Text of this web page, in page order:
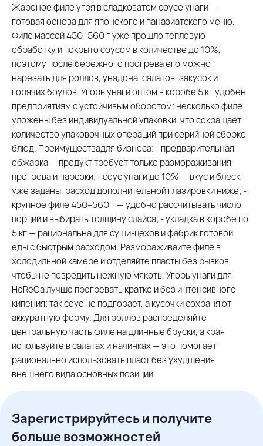
Жареное филе угря в сладковатом соусе унаги —
готовая основа для японского и паназиатского меню.
Филе массой 450–560 г уже прошло тепловую
обработку и покрыто соусом в количестве до 10%,
поэтому после бережного прогрева его можно
нарезать для роллов, унадона, салатов, закусок и
горячих боулов. Угорь унаги оптом в коробе 5 кг удобен
предприятиям с устойчивым оборотом: несколько филе
уложены без индивидуальной упаковки, что сокращает
количество упаковочных операций при серийной сборке
блюд. Преимуществадля бизнеса: - предварительная
обжарка — продукт требует только размораживания,
прогрева и нарезки; - соус унаги до 10% — вкус и блеск
уже заданы, расход дополнительной глазировки ниже; -
крупное филе 450–560 г — удобно рассчитывать число
порций и выбирать толщину слайса; - укладка в коробе по
5 кг — рациональна для суши-цехов и фабрик готовой
еды с быстрым расходом. Размораживайте филе в
холодильной камере и отделяйте пласты без рывков,
чтобы не повредить нежную мякоть. Угорь унаги для
HoReCa лучше прогревать кратко и без интенсивного
кипения: так соус не подгорает, а кусочки сохраняют
аккуратную форму. Для роллов распределяйте
центральную часть филе на длинные бруски, а края
используйте в салатах и начинках — это помогает
рационально использовать пласт без ухудшения
внешнего вида основных позиций.
Зарегистрируйтесь и получите
больше возможностей